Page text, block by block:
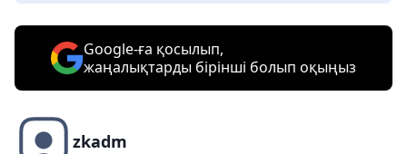
Google-ға қосылып,
жаңалықтарды бірінші болып оқыңыз
zkadm